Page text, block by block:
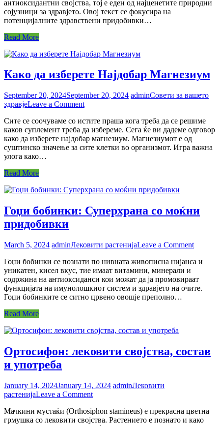
силен
имунитет
антиоксидантни својства, тој е еден од најценетите природни
сојузници за здравјето. Овој текст се фокусира на
потенцијалните здравствени придобивки…
Read More
Како да изберете Најдобар Магнезиум
September 20, 2024September 20, 2024 adminСовети за вашето
здравјеLeave a Commenton
да
изберете
Најдобар
Магнезиум
Сите се соочуваме со истите праша кога треба да се решиме
каков суплемент треба да избереме. Сега ќе ви дадеме одговор
како да изберете најдобар магнезиум. Магнезиумот е од
суштинско значење за сите клетки во организмот. Игра важна
улога како…
Read More
Гоџи бобинки: Суперхрана со моќни
придобивки
March 5, 2024 adminЛековити растенијаLeave a Commenton
со
моќни
Гоџи бобинки се познати по нивната живописна нијанса и
уникатен, кисел вкус, тие имаат витамини, минерали и
содржина на антиоксиданси кои можат да ја промовираат
функцијата на имунолошкиот систем и здравјето на очите.
Гоџи бобинките се ситно црвено овошје преполно…
Read More
Ортосифон: лековити својства, состав
и употреба
January 14, 2024January 14, 2024 adminЛековити
растенијаLeave a Commenton
лековити
својства,
Мачкини мустаќи (Orthosiphon stamineus) е прекрасна цветна
грмушка со лековити својства. Растението е познато и како